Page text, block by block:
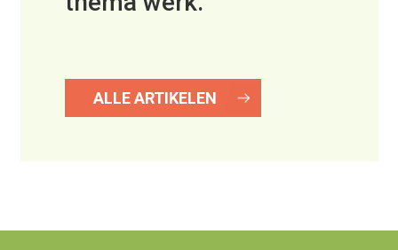
ALLE ARTIKELEN